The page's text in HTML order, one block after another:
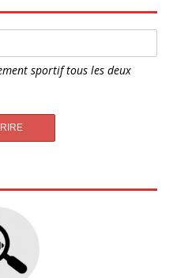
sportif tous les deux